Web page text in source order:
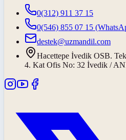
0(312) 911 37 15
0(546) 855 07 15
destek@uzmandil.com
Hacettepe İvedik OSB.
4. Kat Ofis No: 32 İvedik /